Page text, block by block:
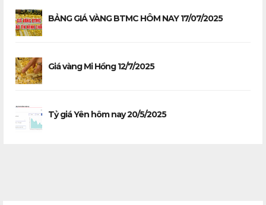
BẢNG GIÁ VÀNG BTMC HÔM NAY 17/07/2025
Giá vàng Mi Hồng 12/7/2025
Tỷ giá Yên hôm nay 20/5/2025